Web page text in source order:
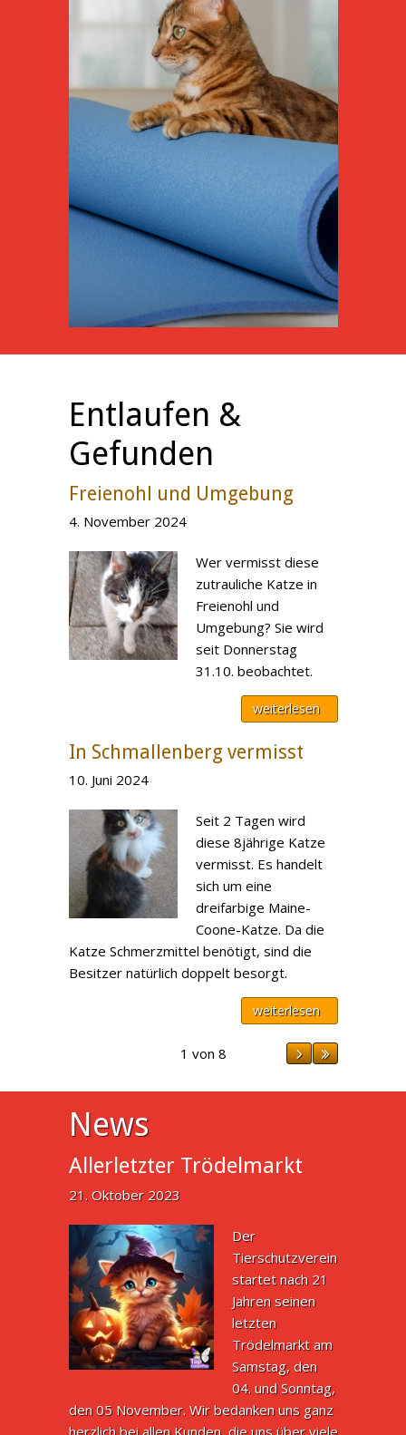
Entlaufen &
Gefunden
Freienohl und Umgebung
4. November 2024
Wer vermisst diese
zutrauliche Katze in
Freienohl und
Umgebung? Sie wird
seit Donnerstag
31.10. beobachtet.
weiterlesen
In Schmallenberg vermisst
10. Juni 2024
Seit 2 Tagen wird
diese 8jährige Katze
vermisst. Es handelt
sich um eine
dreifarbige Maine-
Coone-Katze. Da die
Katze Schmerzmittel benötigt, sind die
Besitzer natürlich doppelt besorgt.
weiterlesen
1 von 8
News
Allerletzter Trödelmarkt
21. Oktober 2023
Der
Tierschutzverein
startet nach 21
Jahren seinen
letzten
Trödelmarkt am
Samstag, den
04. und Sonntag,
den 05 November. Wir bedanken uns ganz
herzlich bei allen Kunden, die uns über viele